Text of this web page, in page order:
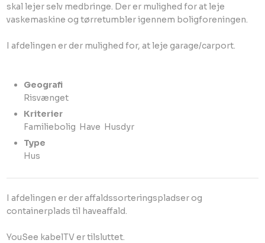
skal lejer selv medbringe. Der er mulighed for at leje
vaskemaskine og tørretumbler igennem boligforeningen.
I afdelingen er der mulighed for, at leje garage/carport.
Geografi
​Risvænget​
Kriterier
Familiebolig ​ Have ​ Husdyr​
Type
​Hus
I afdelingen er der affaldssorteringspladser og
containerplads til haveaffald.
YouSee kabelTV er tilsluttet.